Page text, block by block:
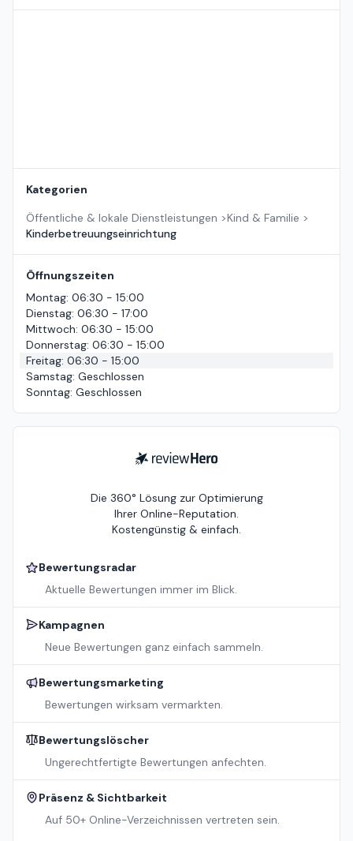
Kategorien
Öffentliche & lokale Dienstleistungen >Kind & Familie >
Kinderbetreuungseinrichtung
Öffnungszeiten
Montag: 06:30 - 15:00
Dienstag: 06:30 - 17:00
Mittwoch: 06:30 - 15:00
Donnerstag: 06:30 - 15:00
Freitag: 06:30 - 15:00
Samstag: Geschlossen
Sonntag: Geschlossen
ReviewHero
Die 360° Lösung zur Optimierung
Ihrer Online-Reputation.
Kostengünstig & einfach.
Bewertungsradar
Aktuelle Bewertungen immer im Blick.
Kampagnen
Neue Bewertungen ganz einfach sammeln.
Bewertungsmarketing
Bewertungen wirksam vermarkten.
Bewertungslöscher
Ungerechtfertigte Bewertungen anfechten.
Präsenz & Sichtbarkeit
Auf 50+ Online-Verzeichnissen vertreten sein.